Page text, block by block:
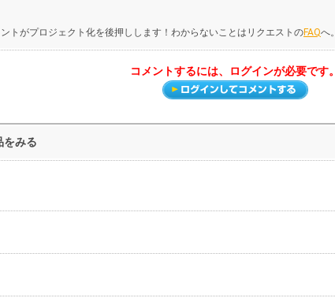
トがプロジェクト化を後押しします！わからないことはリクエストのFAQへ。
コメントするには、ログインが必要です。
をみる